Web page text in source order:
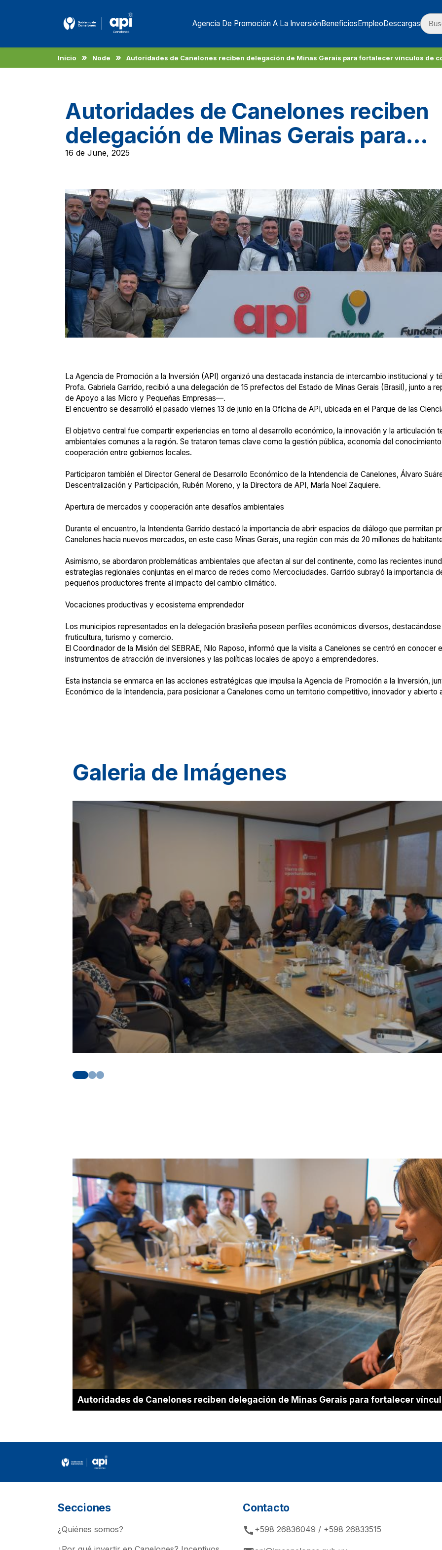
Agencia De Promoción A La InversiónBeneficiosEmpleoDescargas
Inicio Node Autoridades de Canelones reciben delegación de Minas Gerais para fortalecer vínculos de
Autoridades de Canelones reciben
delegación de Minas Gerais para
fortalecer vínculos de cooperación
16 de June, 2025
La Agencia de Promoción a la Inversión (API) organizó una destacada instancia de intercambio institucional y
Profa. Gabriela Garrido, recibió a una delegación de 15 prefectos del Estado de Minas Gerais (Brasil), junto a
de Apoyo a las Micro y Pequeñas Empresas—.
El encuentro se desarrolló el pasado viernes 13 de junio en la Oficina de API, ubicada en el Parque de las
El objetivo central fue compartir experiencias en torno al desarrollo económico, la innovación y la articulación
ambientales comunes a la región. Se trataron temas clave como la gestión pública, economía del
cooperación entre gobiernos locales.
Participaron también el Director General de Desarrollo Económico de la Intendencia de Canelones, Álvaro
Descentralización y Participación, Rubén Moreno, y la Directora de API, María Noel Zaquiere.
Apertura de mercados y cooperación ante desafíos ambientales
Durante el encuentro, la Intendenta Garrido destacó la importancia de abrir espacios de diálogo que permitan
Canelones hacia nuevos mercados, en este caso Minas Gerais, una región con más de 20 millones de
Asimismo, se abordaron problemáticas ambientales que afectan al sur del continente, como las recientes
estrategias regionales conjuntas en el marco de redes como Mercociudades. Garrido subrayó la importancia
pequeños productores frente al impacto del cambio climático.
Vocaciones productivas y ecosistema emprendedor
Los municipios representados en la delegación brasileña poseen perfiles económicos diversos,
fruticultura, turismo y comercio.
El Coordinador de la Misión del SEBRAE, Nilo Raposo, informó que la visita a Canelones se centró en
instrumentos de atracción de inversiones y las políticas locales de apoyo a emprendedores.
Esta instancia se enmarca en las acciones estratégicas que impulsa la Agencia de Promoción a la Inversión,
Económico de la Intendencia, para posicionar a Canelones como un territorio competitivo, innovador y abierto
Galeria de Imágenes
Autoridades de Canelones reciben delegación de Minas Gerais para fortalecer
Secciones
¿Quiénes somos?
Contacto
call +598 26836049 / +598 26833515